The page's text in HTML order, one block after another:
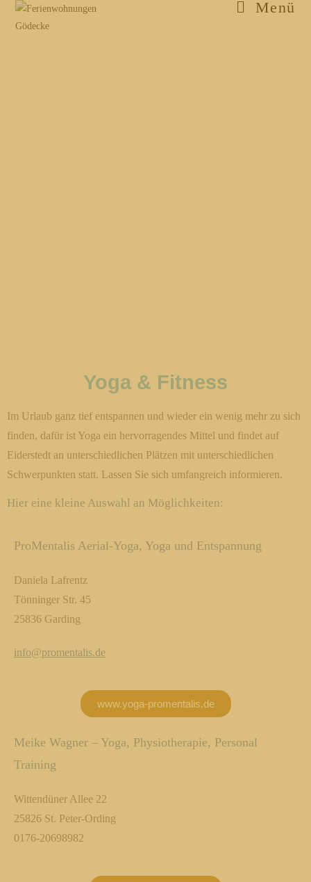
Menü
Yoga & Fitness
Im Urlaub ganz tief entspannen und wieder ein wenig mehr zu sich
finden, dafür ist Yoga ein hervorragendes Mittel und findet auf
Eiderstedt an unterschiedlichen Plätzen mit unterschiedlichen
Schwerpunkten statt. Lassen Sie sich umfangreich informieren.
Hier eine kleine Auswahl an Möglichkeiten:
ProMentalis Aerial-Yoga, Yoga und Entspannung
Daniela Lafrentz
Tönninger Str. 45
25836 Garding
info@promentalis.de
www.yoga-promentalis.de
Meike Wagner – Yoga, Physiotherapie, Personal
Training
Wittendüner Allee 22
25826 St. Peter-Ording
0176-20698982